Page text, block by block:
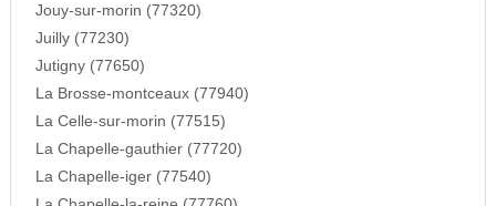
Jouy-sur-morin (77320)
Juilly (77230)
Jutigny (77650)
La Brosse-montceaux (77940)
La Celle-sur-morin (77515)
La Chapelle-gauthier (77720)
La Chapelle-iger (77540)